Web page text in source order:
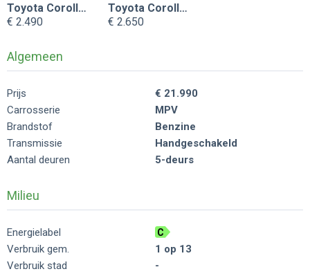
Toyota Corolla Verso
€ 2.490
Toyota Corolla Verso
€ 2.650
Algemeen
Prijs
€ 21.990
Carrosserie
MPV
Brandstof
Benzine
Transmissie
Handgeschakeld
Aantal deuren
5-deurs
Milieu
Energielabel C
Verbruik gem.
1 op 13
Verbruik stad
-